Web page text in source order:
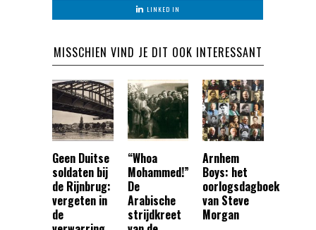
LINKED IN
MISSCHIEN VIND JE DIT OOK INTERESSANT
Geen Duitse
soldaten bij
de Rijnbrug:
vergeten in
de
“Whoa
Mohammed!”
De
Arabische
strijdkreet
Arnhem
Boys: het
oorlogsdagboek
van Steve
Morgan